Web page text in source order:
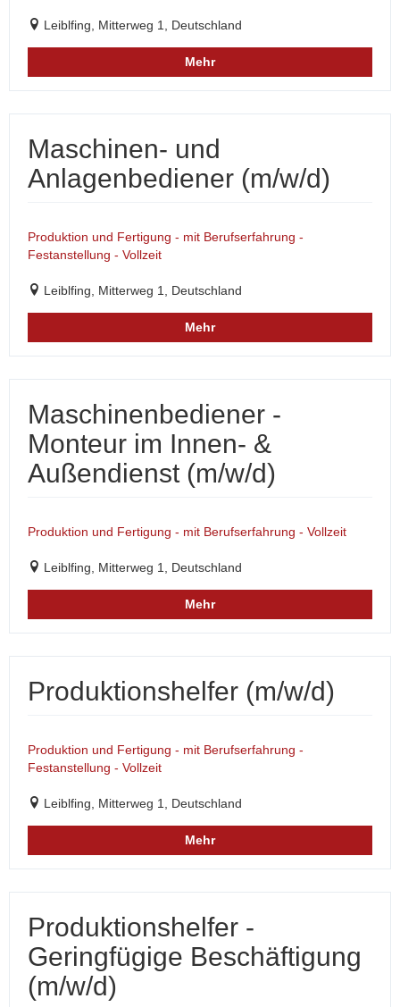
Leiblfing, Mitterweg 1, Deutschland
Mehr
Maschinen- und
Anlagenbediener (m/w/d)
Produktion und Fertigung - mit Berufserfahrung -
Festanstellung - Vollzeit
Leiblfing, Mitterweg 1, Deutschland
Mehr
Maschinenbediener -
Monteur im Innen- &
Außendienst (m/w/d)
Produktion und Fertigung - mit Berufserfahrung - Vollzeit
Leiblfing, Mitterweg 1, Deutschland
Mehr
Produktionshelfer (m/w/d)
Produktion und Fertigung - mit Berufserfahrung -
Festanstellung - Vollzeit
Leiblfing, Mitterweg 1, Deutschland
Mehr
Produktionshelfer -
Geringfügige Beschäftigung
(m/w/d)